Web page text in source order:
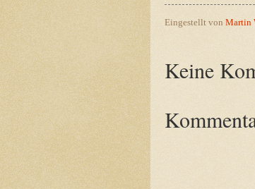
Eingestellt von Martin
Keine